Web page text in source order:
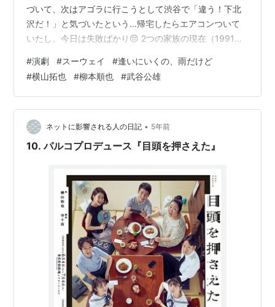
づいて、次はアゴラに行こうとして渋谷で「違う！下北
沢だ！」と気づいたという…帰宅したらエアコンついて
いたし。今日は失敗ばかり😔 2つの家族の現在（1991
の事故が交錯しながら名前だけだった登場人物が私の前
に静かに現れて物語が繋がっていった。横山拓也さんの
戯曲を形にした俳優陣も素晴らしかった。潤ちゃんの心
の機微を見せてくれた武谷さん凄い。アクが強かったり
個性的な役が多い武谷さんだけど、この舞台のような静
かな役も良いです。ダブルキャストＢte…
#演劇 #スーウェイ #逢いにいくの、雨だけど
#横山拓也 #柳本順也 #武谷公雄
ネットに影響される人の日記 • 5年前
10. パルコプロデュース『目頭を押さえた』